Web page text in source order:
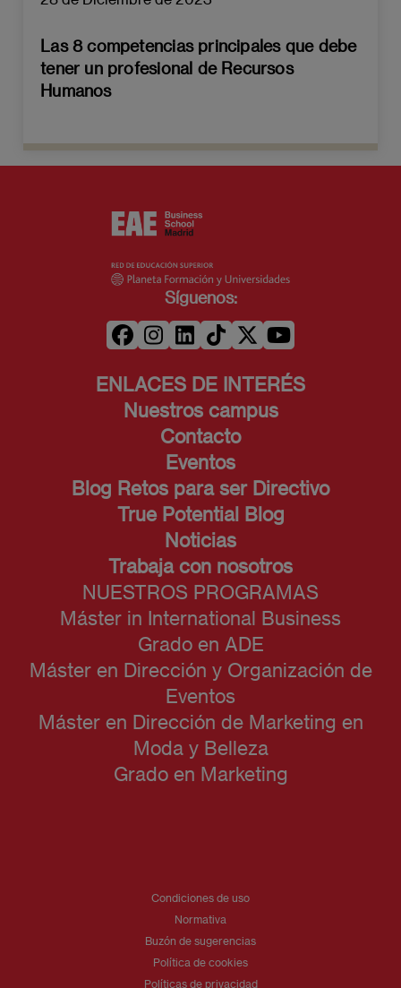
Las 8 competencias principales que debe
tener un profesional de Recursos
Humanos
Síguenos:
ENLACES DE INTERÉS
Nuestros campus
Contacto
Eventos
Blog Retos para ser Directivo
True Potential Blog
Noticias
Trabaja con nosotros
NUESTROS PROGRAMAS
Máster in International Business
Grado en ADE
Máster en Dirección y Organización de
Eventos
Máster en Dirección de Marketing en
Moda y Belleza
Grado en Marketing
Condiciones de uso
Normativa
Buzón de sugerencias
Política de cookies
Políticas de privacidad